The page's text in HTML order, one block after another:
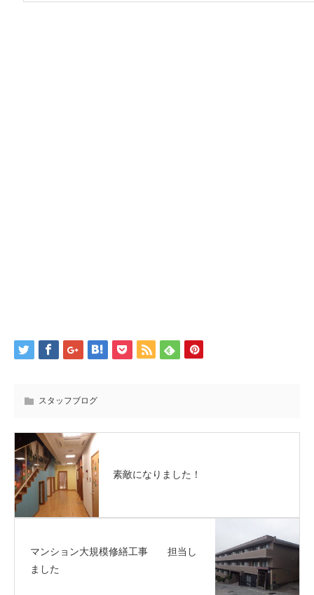
スタッフブログ
素敵になりました！
マンション大規模修繕工事 担当し
ました